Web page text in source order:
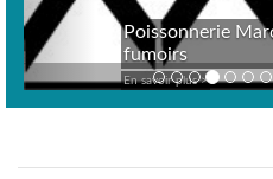
Poissonnerie
fumoirs
En savoir plus >